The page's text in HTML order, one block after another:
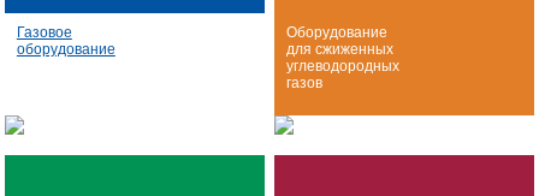
Газовое
оборудование
Оборудование
для сжиженных
углеводородных
газов